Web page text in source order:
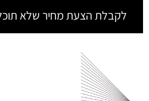
לקבלת הצעת מחיר שלא